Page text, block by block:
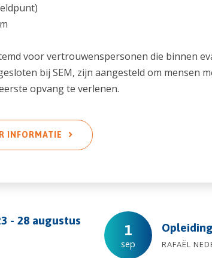
voor vertrouwenspersonen die binnen
bij SEM, zijn aangesteld om mensen
opvang te verlenen.
INFORMATIE
- 28 augustus
1
sep RAFAËL